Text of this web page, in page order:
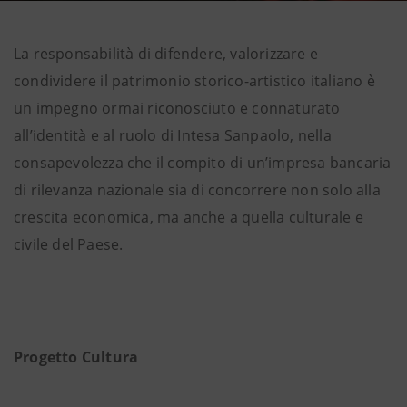
La responsabilità di difendere, valorizzare e
condividere il patrimonio storico-artistico italiano è
un impegno ormai riconosciuto e connaturato
all’identità e al ruolo di Intesa Sanpaolo, nella
consapevolezza che il compito di un’impresa bancaria
di rilevanza nazionale sia di concorrere non solo alla
crescita economica, ma anche a quella culturale e
civile del Paese.
Progetto Cultura